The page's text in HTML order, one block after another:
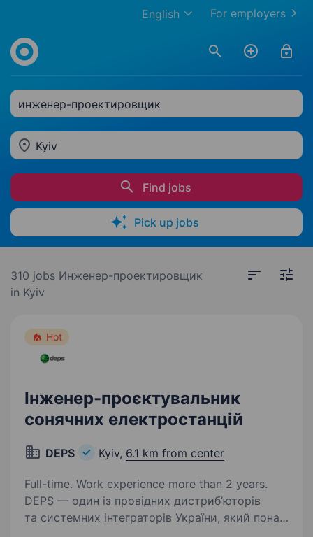
For employers
English
инженер-проектировщик
Kyiv
Find jobs
Pick up jobs
310 jobs Инженер-проектировщик
in Kyiv
Hot
Інженер-проєктувальник
сонячних електростанцій
DEPS Kyiv, 6.1 km from center
Full-time. Work experience more than 2 years.
DEPS — один із провідних дистриб’юторів
та системних інтеграторів України, який понад